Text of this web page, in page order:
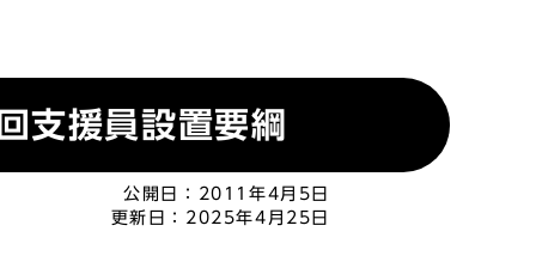
支援員設置要綱
公開日：
2011年4月5日
更新日： 2025年4月25日